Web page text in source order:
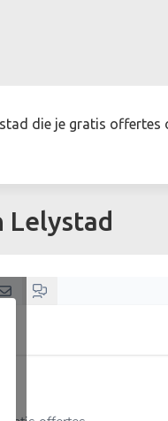
die je gratis offertes
Lelystad